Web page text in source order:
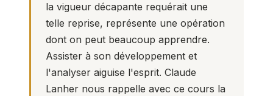
la vigueur décapante requérait une
telle reprise, représente une opération
dont on peut beaucoup apprendre.
Assister à son développement et
l'analyser aiguise l'esprit. Claude
Lanher nous rappelle avec ce cours la